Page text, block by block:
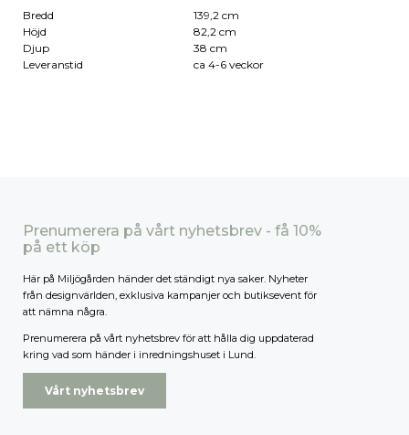
Bredd
139,2 cm
Höjd
82,2 cm
Djup
38 cm
Leveranstid
ca 4-6 veckor
Prenumerera på vårt nyhetsbrev - få 10%
på ett köp
Här på Miljögården händer det ständigt nya saker. Nyheter
från designvärlden, exklusiva kampanjer och butiksevent för
att nämna några.
Prenumerera på vårt nyhetsbrev för att hålla dig uppdaterad
kring vad som händer i inredningshuset i Lund.
Vårt nyhetsbrev